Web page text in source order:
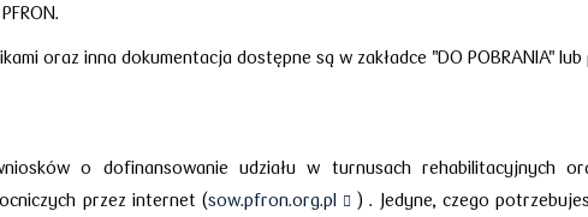
oraz inna dokumentacja dostępne są w zakładce "DO POBRANIA" lub
o dofinansowanie udziału w turnusach rehabilitacyjnych
przez internet (sow.pfron.org.pl
) . Jedyne, czego